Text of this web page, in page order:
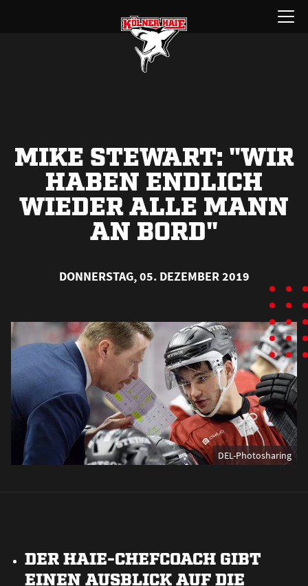
Menü
öffnen
MIKE STEWART: "WIR
HABEN ENDLICH
WIEDER ALLE MANN
AN BORD"
DONNERSTAG, 05. DEZEMBER 2019
DEL-Photosharing
DER HAIE-CHEFCOACH GIBT
EINEN AUSBLICK AUF DIE